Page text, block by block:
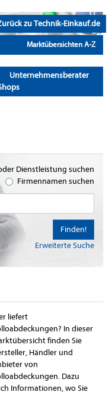
zu Technik-Einkauf.de
Marktübersichten A-Z
Unternehmensberater
Dienstleistung suchen
Firmennamen suchen
Erweiterte Suche
Finden!
liefert
In dieser
finden Sie
Händler und
von
Dazu
Informationen, wo Sie